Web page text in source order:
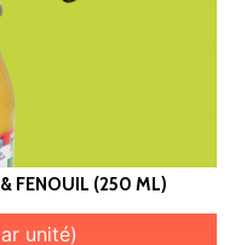
& FENOUIL (250 ML)
unité)